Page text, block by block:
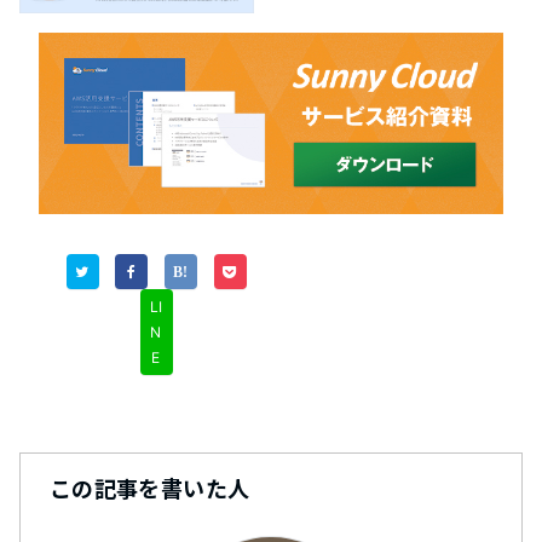
LI
N
E
この記事を書いた人